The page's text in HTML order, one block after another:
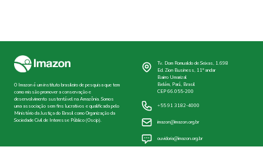
O Imazon é um instituto brasileiro de pesquisa que tem
como missão promover a conservação e
desenvolvimento sustentável na Amazônia. Somos
uma associação sem fins lucrativos e qualificada pelo
Ministério da Justiça do Brasil como Organização da
Sociedade Civil de Interesse Público (Oscip).
Tv. Dom Romualdo de Seixas, 1.698
Ed. Zion Business, 11º andar
Bairro Umarizal
Belém, Pará, Brasil
CEP 66.055-200
+55 91 3182-4000
imazon@imazon.org.br
ouvidoria@imazon.org.br